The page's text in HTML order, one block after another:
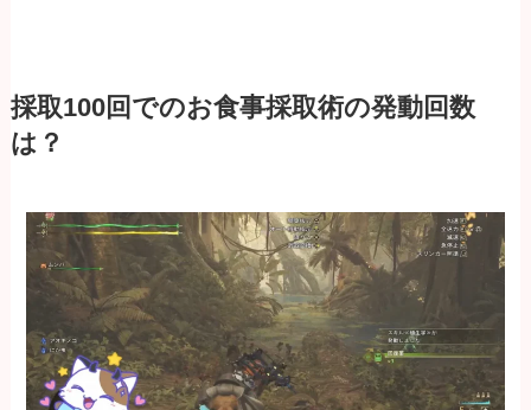
採取100回でのお食事採取術の発動回数
は？